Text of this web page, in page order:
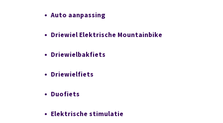
Auto aanpassing
Driewiel Elektrische Mountainbike
Driewielbakfiets
Driewielfiets
Duofiets
Elektrische stimulatie